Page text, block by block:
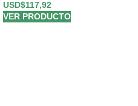
USD$117,92
VER PRODUCTO